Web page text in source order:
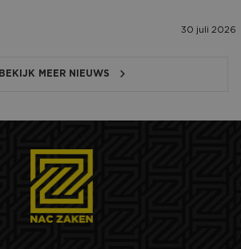
30 juli 2026
BEKIJK MEER NIEUWS